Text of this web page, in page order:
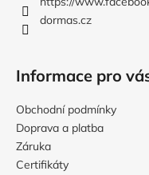
dormas.cz
Informace pro
Obchodní podmínky
Doprava a platba
Záruka
Certifikáty